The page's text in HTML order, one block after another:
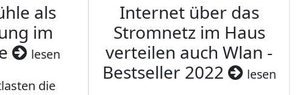
als
im
lesen
die
Internet über das
Stromnetz im Haus
verteilen auch Wlan -
Bestseller 2022
lesen